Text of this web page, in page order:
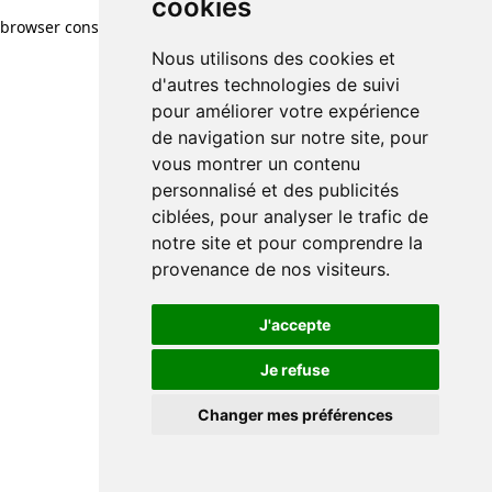
cookies
Nous utilisons des cookies et
d'autres technologies de suivi
pour améliorer votre expérience
de navigation sur notre site, pour
vous montrer un contenu
personnalisé et des publicités
ciblées, pour analyser le trafic de
notre site et pour comprendre la
provenance de nos visiteurs.
J'accepte
Je refuse
Changer mes préférences
browser console for more information)